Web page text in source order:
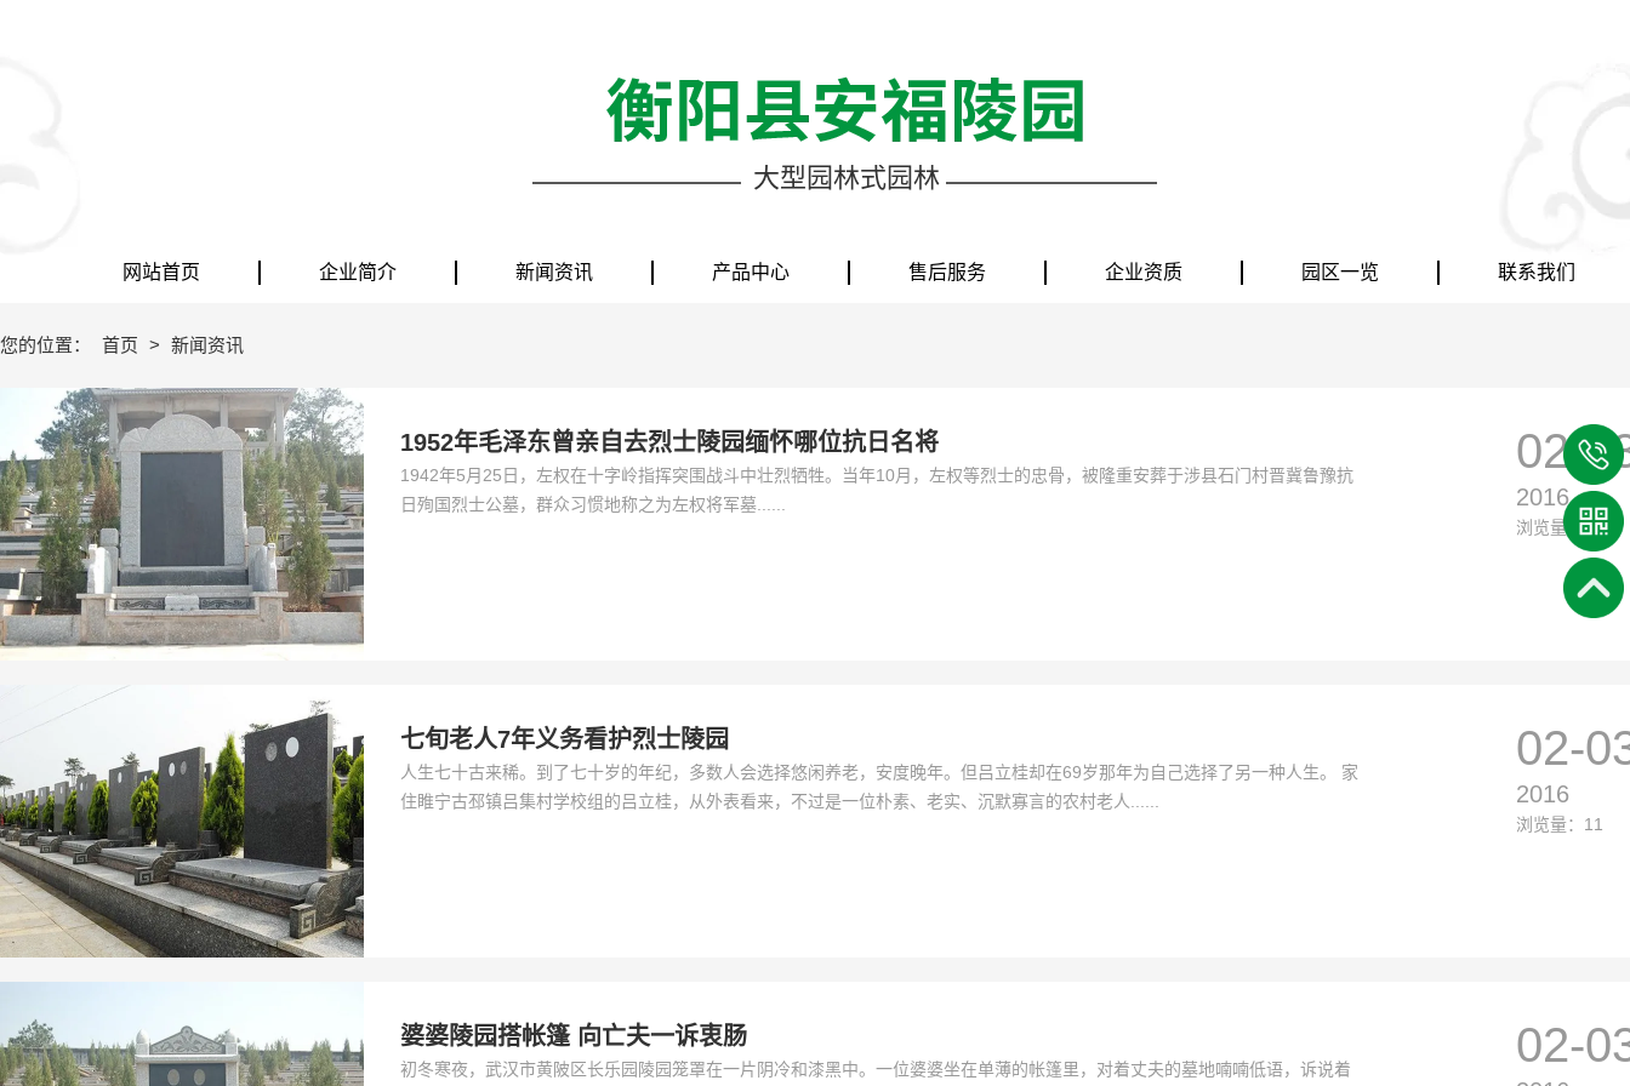
网站首页 企业简介 新闻资讯 产品中心 售后服务 企业资质 园区一览 联系我们
大型园林式园林
您的位置： 首页 > 新闻资讯
02-
2016
浏览量：11
1952年毛泽东曾亲自去烈士陵园缅怀哪位抗日名将
1942年5月25日，左权在十字岭指挥突围战斗中壮烈牺牲。当年10月，左权等烈士的忠骨，被隆重安葬于涉县石门村晋冀鲁豫抗
日殉国烈士公墓，群众习惯地称之为左权将军墓......
02-
2016
浏览量：11
七旬老人7年义务看护烈士陵园
人生七十古来稀。到了七十岁的年纪，多数人会选择悠闲养老，安度晚年。但吕立桂却在69岁那年为自己选择了另一种人生。 家
住睢宁古邳镇吕集村学校组的吕立桂，从外表看来，不过是一位朴素、老实、沉默寡言的农村老人......
02-
婆婆陵园搭帐篷 向亡夫一诉衷肠
初冬寒夜，武汉市黄陂区长乐园陵园笼罩在一片阴冷和漆黑中。一位婆婆坐在单薄的帐篷里，对着丈夫的墓地喃喃低语，诉说着